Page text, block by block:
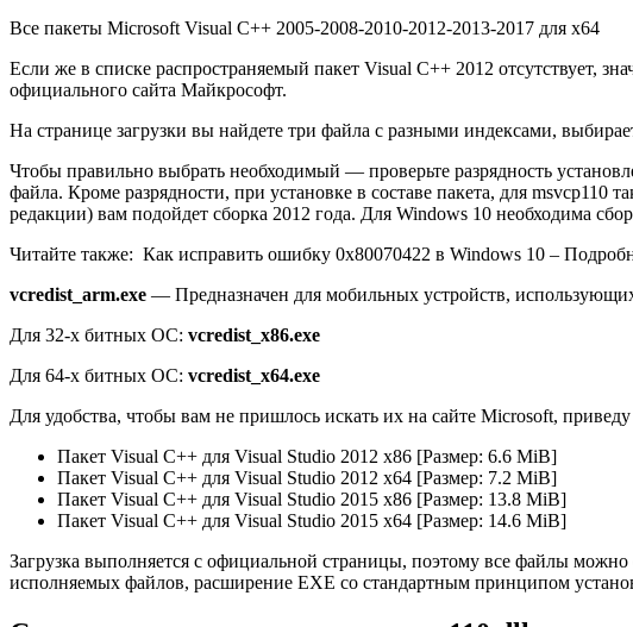
Все пакеты Microsoft Visual C++ 2005-2008-2010-2012-2013-2017 для x64
Если же в списке распространяемый пакет Visual C++ 2012 отсутствует,
официального сайта Майкрософт.
На странице загрузки вы найдете три файла с разными индексами,
Чтобы правильно выбрать необходимый — проверьте разрядность
файла. Кроме разрядности, при установке в составе пакета, для
редакции) вам подойдет сборка 2012 года. Для Windows 10 необходима
Читайте также: Как исправить ошибку 0x80070422 в Windows 10 –
vcredist_arm.exe — Предназначен для мобильных устройств,
Для 32-х битных ОС: vcredist_x86.exe
Для 64-х битных ОС: vcredist_x64.exe
Для удобства, чтобы вам не пришлось искать их на сайте Microsoft,
Пакет Visual C++ для Visual Studio 2012 x86 [Размер: 6.6 MiB]
Пакет Visual C++ для Visual Studio 2012 x64 [Размер: 7.2 MiB]
Пакет Visual C++ для Visual Studio 2015 x86 [Размер: 13.8 MiB]
Пакет Visual C++ для Visual Studio 2015 x64 [Размер: 14.6 MiB]
Загрузка выполняется с официальной страницы, поэтому все файлы можно
исполняемых файлов, расширение ЕХЕ со стандартным принципом